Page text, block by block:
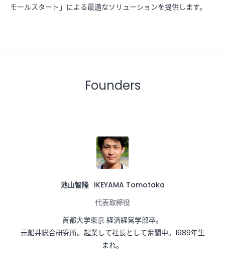
モールスタート」による最適なソリューションを提供します。
Founders
池山智隆 IKEYAMA Tomotaka
代表取締役
首都大学東京 経済経営学部卒。
元船井総合研究所。起業して社長として奮闘中。1989年生
まれ。